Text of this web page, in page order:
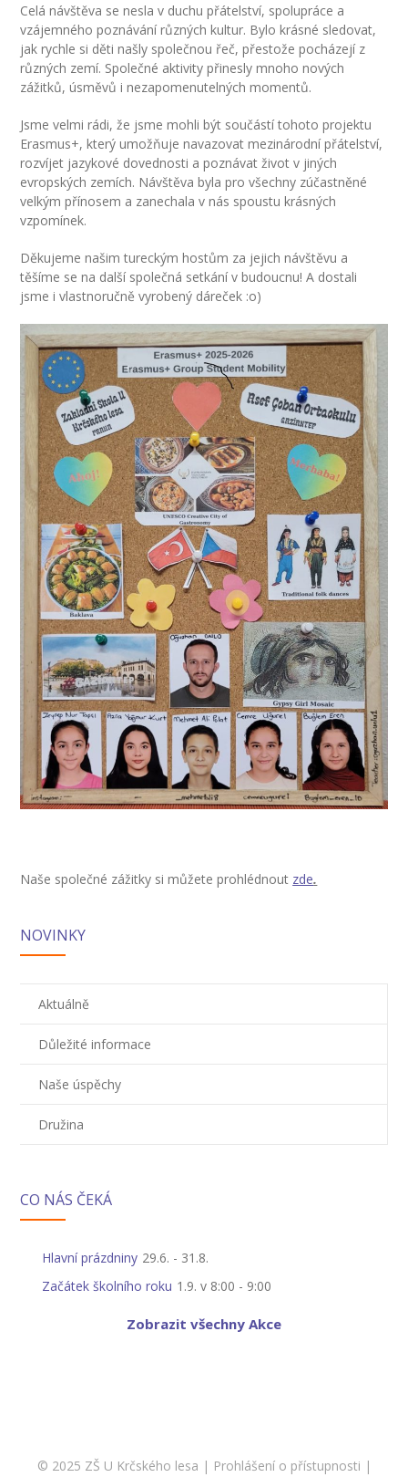
-- Odklad
-- První školní dny
-- Inspekční zpráva
Družina
-- Informace
-- Vnitřní řád školní družiny
Jídelna
-- O školní jídelně
-- Jídelníček
-- Objednávky a odhlašování obědů
-- Cizí strávníci
-- Alergeny
-- Provozní řád školní jídelny
-- Fotogalerie
Pro rodiče
-- Zájmová činnost – nabízené kroužky
-- Školská rada
-- Spolek rodičů
-- Přijímací řízení na SŠ
-- Důležité informace
Celá návštěva se nesla v duchu přátelství, spolupráce a
vzájemného poznávání různých kultur. Bylo krásné sledovat,
jak rychle si děti našly společnou řeč, přestože pocházejí z
různých zemí. Společné aktivity přinesly mnoho nových
zážitků, úsměvů i nezapomenutelných momentů.
Jsme velmi rádi, že jsme mohli být součástí tohoto projektu
Erasmus+, který umožňuje navazovat mezinárodní přátelství,
rozvíjet jazykové dovednosti a poznávat život v jiných
evropských zemích. Návštěva byla pro všechny zúčastněné
velkým přínosem a zanechala v nás spoustu krásných
vzpomínek.
Děkujeme našim tureckým hostům za jejich návštěvu a
těšíme se na další společná setkání v budoucnu! A dostali
jsme i vlastnoručně vyrobený dáreček :o)
Naše společné zážitky si můžete prohlédnout zde.
NOVINKY
Aktuálně
Důležité informace
Naše úspěchy
Družina
CO NÁS ČEKÁ
Hlavní prázdniny 29.6. - 31.8.
Začátek školního roku 1.9. v 8:00 - 9:00
Zobrazit všechny Akce
© 2025 ZŠ U Krčského lesa | Prohlášení o přístupnosti |